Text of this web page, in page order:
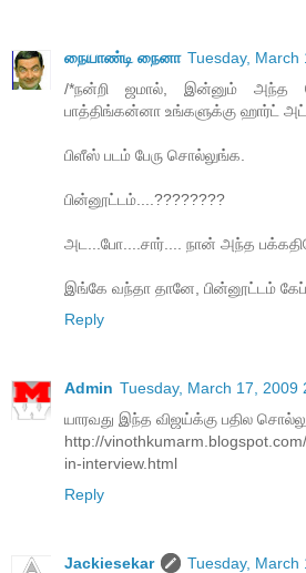
நையாண்டி நைனா Tuesday, March
/*நன்றி ஜமால், இன்னும் அந்த
பாத்திங்கன்னா உங்களுக்கு ஹார்ட்
பிளீஸ் படம் பேரு சொல்லுங்க.
பின்னூட்டம்....????????
அட...போ....சார்.... நான் அந்த
இங்கே வந்தா தானே, பின்னூட்டம்
Reply
Admin Tuesday, March 17, 2009
யாரவது இந்த விஜய்க்கு பதில
http://
in-interview.html
Reply
Jackiesekar
Tuesday, March